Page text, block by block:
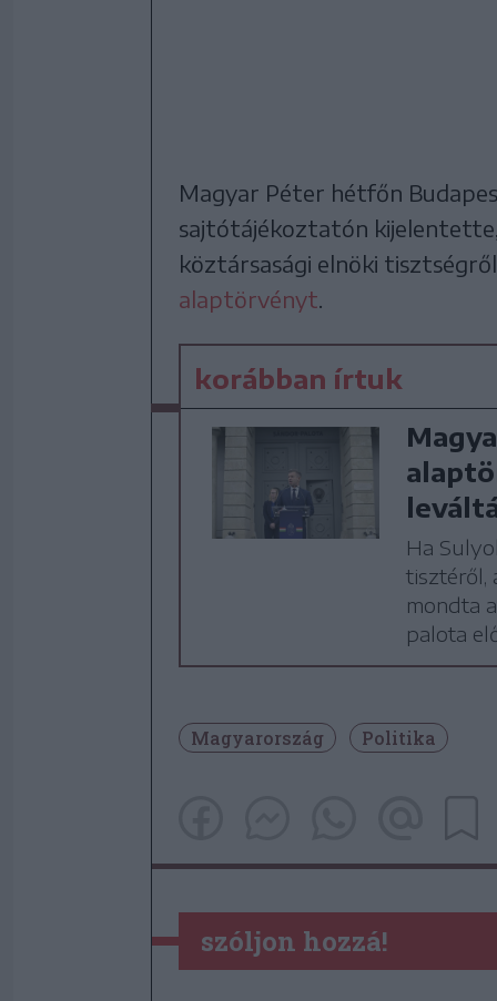
Magyar Péter hétfőn
sajtótájékoztatón kijelentette,
köztársasági elnöki
alaptörvényt.
korábban írtuk
Ha
tisztéről,
mondta
palota
Magyarország Politika
szóljon hozzá!